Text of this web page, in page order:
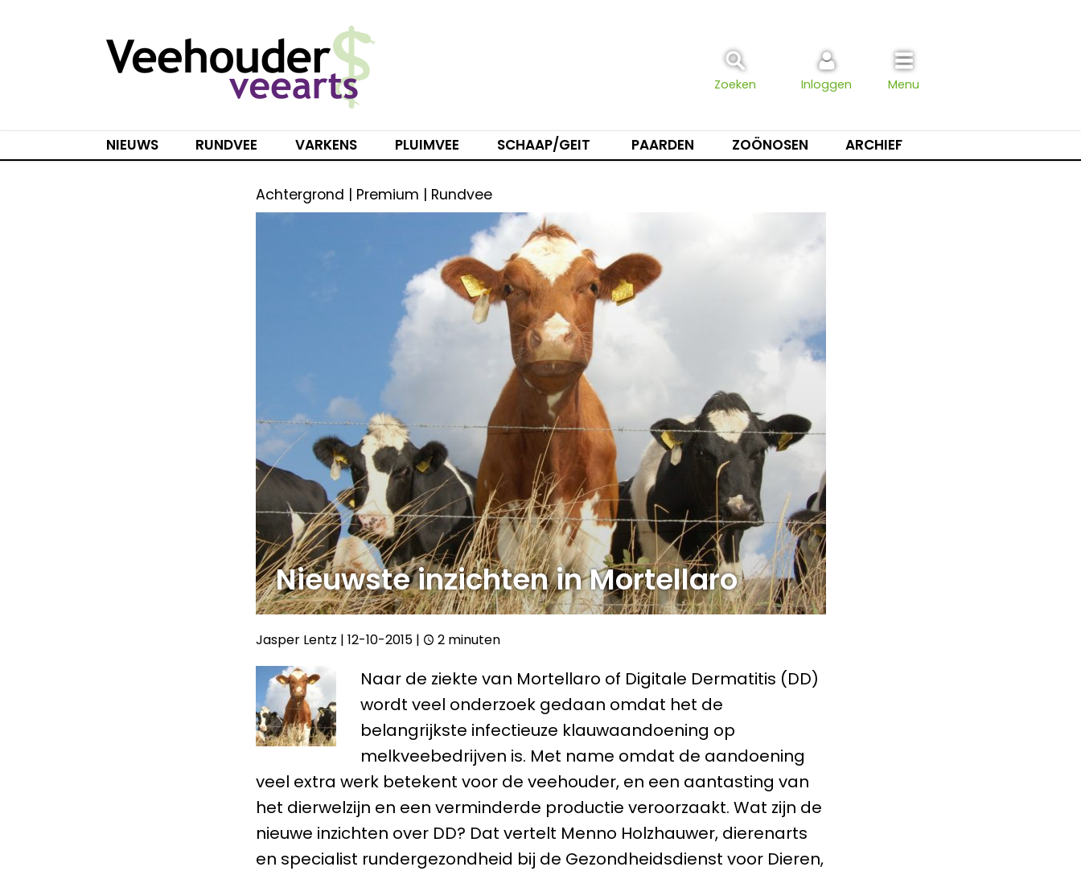
Zoeken Inloggen Menu
NIEUWS RUNDVEE VARKENS PLUIMVEE SCHAAP/GEIT PAARDEN ZOÖNOSEN ARCHIEF
Achtergrond | Premium | Rundvee
Nieuwste inzichten in Mortellaro
Jasper Lentz | 12-10-2015| 2 minuten
Naar de ziekte van Mortellaro of Digitale Dermatitis (DD)
wordt veel onderzoek gedaan omdat het de
belangrijkste infectieuze klauwaandoening op
melkveebedrijven is. Met name omdat de aandoening
veel extra werk betekent voor de veehouder, en een aantasting van
het dierwelzijn en een verminderde productie veroorzaakt. Wat zijn de
nieuwe inzichten over DD? Dat vertelt Menno Holzhauwer, dierenarts
en specialist rundergezondheid bij de Gezondheidsdienst voor Dieren,